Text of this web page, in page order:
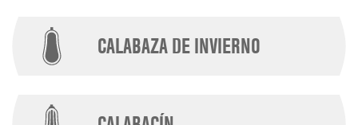
CALABAZA DE INVIERNO